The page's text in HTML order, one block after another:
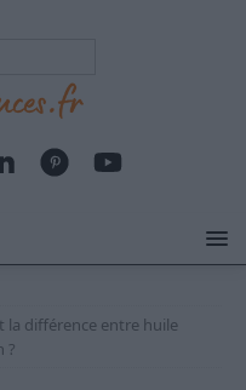
la différence entre huile
?